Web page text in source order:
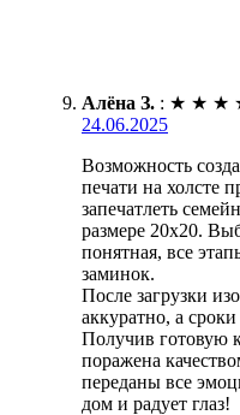
Алёна З. : ★ ★ ★
24.06.2025
Возможность
печати на холсте
запечатлеть
размере 20х20.
понятная, все
заминок.
После загрузки
аккуратно, а
Получив готовую
поражена
переданы все
дом и радует глаз!